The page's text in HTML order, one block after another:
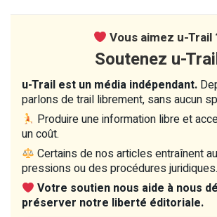
Vous aimez u-Trail
Soutenez u-
u-Trail est un média indépendant.
parlons de trail librement, sans aucun
Produire une information libre et
un coût.
Certains de nos articles entraînent
pressions ou des procédures juridiques.
Votre soutien nous aide à nous
préserver notre liberté éditoriale.